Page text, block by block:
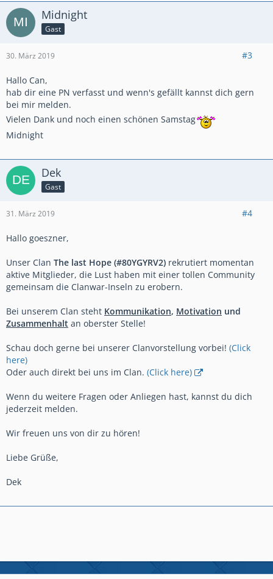
Midnight
Gast
30. März 2019 #3
Hallo Can,
hab dir eine PN verfasst und wenn's gefällt kannst dich gern
bei mir melden.
Vielen Dank und noch einen schönen Samstag
Midnight
Dek
Gast
31. März 2019 #4
Hallo goeszner,
Unser Clan The last Hope (#80YGYRV2) rekrutiert momentan
aktive Mitglieder, die Lust haben mit einer tollen Community
gemeinsam die Clanwar-Inseln zu erobern.
Bei unserem Clan steht Kommunikation, Motivation und
Zusammenhalt an oberster Stelle!
Schau doch gerne bei unserer Clanvorstellung vorbei! (Click
here)
Oder auch direkt bei uns im Clan. (Click here)
Wenn du weitere Fragen oder Anliegen hast, kannst du dich
jederzeit melden.
Wir freuen uns von dir zu hören!
Liebe Grüße,
Dek